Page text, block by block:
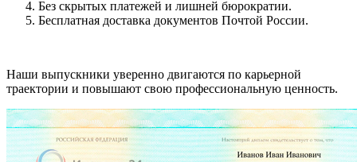
Без скрытых платежей и лишней бюрократии.
Бесплатная доставка документов Почтой России.
Наши выпускники уверенно двигаются по карьерной
траектории и повышают свою профессиональную ценность.